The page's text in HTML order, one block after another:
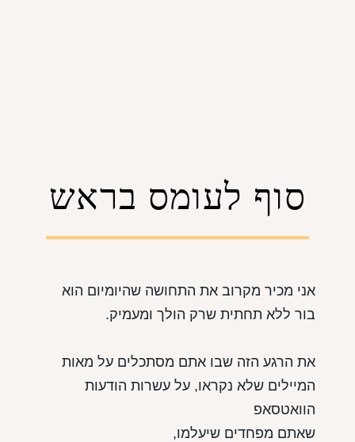
סוף לעומס בראש
אני מכיר מקרוב את התחושה שהיומיום הוא
בור ללא תחתית שרק הולך ומעמיק.
את הרגע הזה שבו אתם מסתכלים על מאות
המיילים שלא נקראו, על עשרות הודעות
הוואטסאפ
שאתם מפחדים שיעלמו,